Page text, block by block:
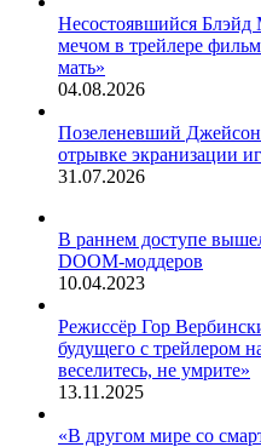
Несостоявшийся
мечом в трейлере
мать»
04.08.2026
Позеленевший
отрывке экранизации
31.07.2026
В раннем доступе
DOOM-моддеров
10.04.2023
Режиссёр Гор
будущего с трейлером
веселитесь, не умрите»
13.11.2025
«В другом мире со